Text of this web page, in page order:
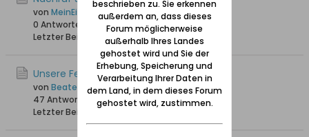
von MeinEichwalde
0 Antworten
3.331 Hits0 Likes
Letzter Beitrag
18.08.2025, 09:52
Unsere Feli ist am 20.5.24 verstorben
von Beate
47 Antworten
18.097 Hits 0 Likes
Letzter Beitrag
22.05.2025, 08:30
beschrieben zu. Sie erkennen
außerdem an, dass dieses
Forum möglicherweise
außerhalb Ihres Landes
gehostet wird und Sie der
Erhebung, Speicherung und
Verarbeitung Ihrer Daten in
dem Land, in dem dieses Forum
gehostet wird, zustimmen.